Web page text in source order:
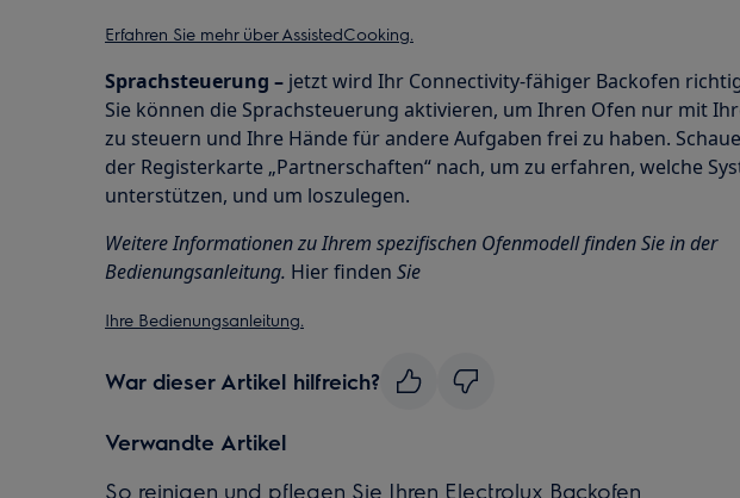
Erfahren Sie mehr über AssistedCooking.
Sprachsteuerung – jetzt wird Ihr Connectivity-fähiger Backofen
Sie können die Sprachsteuerung aktivieren, um Ihren Ofen nur mit
zu steuern und Ihre Hände für andere Aufgaben frei zu haben.
der Registerkarte „Partnerschaften“ nach, um zu erfahren, welche
unterstützen, und um loszulegen.
Weitere Informationen zu Ihrem spezifischen Ofenmodell finden Sie in der
Bedienungsanleitung. Hier finden Sie
Ihre Bedienungsanleitung.
War dieser Artikel hilfreich?
Verwandte Artikel
So reinigen und pflegen Sie Ihren Electrolux Backofen